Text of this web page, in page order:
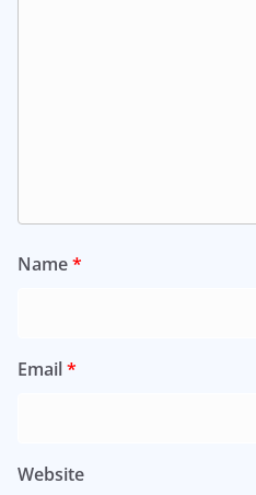
Name*
Email*
Website